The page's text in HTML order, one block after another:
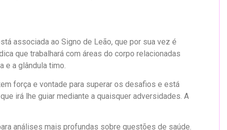
associada ao Signo de Leão, que por sua vez é
que trabalhará com áreas do corpo relacionadas
e a glândula timo.
força e vontade para superar os desafios e está
irá lhe guiar mediante a quaisquer adversidades. A
análises mais profundas sobre questões de saúde.